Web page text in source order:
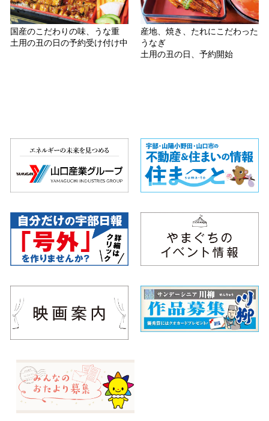
国産のこだわりの味、うな重
土用の丑の日の予約受け付け中
産地、焼き、たれにこだわった
うなぎ
土用の丑の日、予約開始